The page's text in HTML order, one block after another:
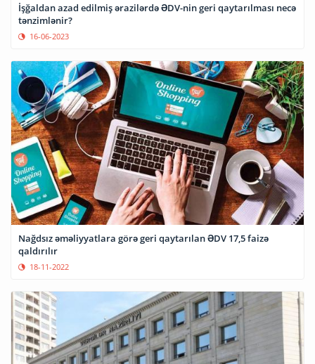
İşğaldan azad edilmiş ərazilərdə ƏDV-nin geri qaytarılması necə
tənzimlənir?
16-06-2023
Nağdsız əməliyyatlara görə geri qaytarılan ƏDV 17,5 faizə
qaldırılır
18-11-2022